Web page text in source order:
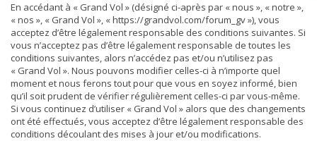
En accédant à « Grand Vol » (désigné ci-après par « nous », « notre »,
« nos », « Grand Vol », « https://grandvol.com/forum_gv »), vous
acceptez d’être légalement responsable des conditions suivantes. Si
vous n’acceptez pas d’être légalement responsable de toutes les
conditions suivantes, alors n’accédez pas et/ou n’utilisez pas
« Grand Vol ». Nous pouvons modifier celles-ci à n’importe quel
moment et nous ferons tout pour que vous en soyez informé, bien
qu’il soit prudent de vérifier régulièrement celles-ci par vous-même.
Si vous continuez d’utiliser « Grand Vol » alors que des changements
ont été effectués, vous acceptez d’être légalement responsable des
conditions découlant des mises à jour et/ou modifications.